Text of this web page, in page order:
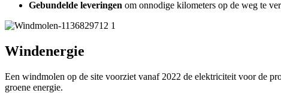
Gebundelde leveringen om onnodige kilometers op de weg te
Windenergie
Een windmolen op de site voorziet vanaf 2022 de elektriciteit voor de
groene energie.